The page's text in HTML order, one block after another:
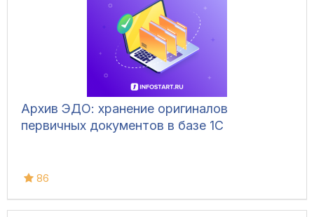
Архив ЭДО: хранение оригиналов
первичных документов в базе 1С
86